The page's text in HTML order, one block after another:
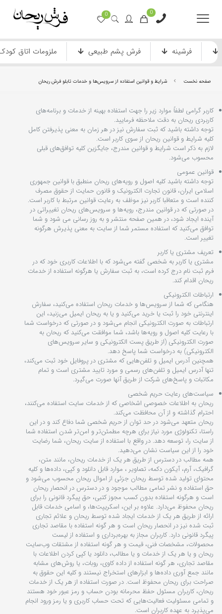
0
0
فرشینه فرش پشم طبیعی ملزومات اتاق
صفحه نخست شرایط و قوانین استفاده از سرویس‌ها و خدمات تابلو فرش ریحان
کاربر گرامی لطفاً موارد زیر را جهت استفاده بهینه از خدمات و برنامه‌‏های
کاربردی ریحان به دقت ملاحظه فرمایید.
توجه داشته باشید که ثبت سفارش نیز در هر زمان به معنی پذیرفتن کامل
کلیه شرایط و قوانین ریحان از سوی کاربر است.
لازم به ذکر است شرایط و قوانین مندرج، جایگزین کلیه توافق‏‌های قبلی
محسوب می‏‌شود.
قوانین عمومی
توجه داشته باشید کلیه اصول و رویه‏‌های ریحان منطبق با قوانین جمهوری
اسلامی ایران، قانون تجارت الکترونیک و قانون حمایت از حقوق مصرف
کننده است و متعاقبا کاربر نیز موظف به رعایت قوانین مرتبط با کاربر است.
در صورتی که در قوانین مندرج، رویه‏‌ها و سرویس‏‌های ریحان تغییراتی در
آینده ایجاد شود، در همین صفحه منتشر و به روز رسانی می شود و شما
توافق می‏‌کنید که استفاده مستمر شما از سایت به معنی پذیرش هرگونه
تغییر است.
تعریف مشتری یا کاربر
مشتری یا کاربر به شخصی گفته می‌شود که با اطلاعات کاربری خود که در
فرم ثبت نام درج کرده است، به ثبت سفارش یا هرگونه استفاده از خدمات
ریحان اقدام کند.
ارتباطات الکترونیکی
هنگامی که شما از سرویس‌‏ها و خدمات ریحان استفاده می‏‌کنید، سفارش
اینترنتی خود را ثبت یا خرید می‏‌کنید و یا به ریحان ایمیل می‏‌زنید، این
ارتباطات به صورت الکترونیکی انجام می‏‌شود و در صورتی که درخواست شما
با رعایت کلیه اصول و رویه‏‌ها باشد، شما موافقت می‌‏کنید که ریحان به
صورت الکترونیکی (از طریق پست الکترونیکی و سایر سرویس‌های
الکترونیکی) به درخواست شما پاسخ دهد.
همچنین آدرس ایمیل و تلفن‌هایی که مشتری در پروفایل خود ثبت می‌کند،
تنها آدرس ایمیل و تلفن‌های رسمی و مورد تایید مشتری است و تمام
مکاتبات و پاسخ‌های شرکت از طریق آنها صورت می‌گیرد.
سیاست‏‌های رعایت حریم شخصی
ریحان به اطلاعات خصوصی اشخاصى که از خدمات سایت استفاده می‏‌کنند،
احترام گذاشته و از آن محافظت می‏‌کند.
ریحان متعهد می‏‌شود در حد توان از حریم شخصی شما دفاع کند و در این
راستا، تکنولوژی مورد نیاز برای هرچه مطمئن‏‌تر و امن‏‌تر شدن استفاده شما
از سایت را، توسعه دهد. در واقع با استفاده از سایت ریحان، شما رضایت
خود را از این سیاست نشان می‏‌دهید.
همه مطالب در دسترس از طریق هر یک از خدمات ریحان، مانند متن،
گرافیک، آرم، آیکون دکمه، تصاویر ، موارد قابل دانلود و کپی، داده‌ها و کلیه
محتوای تولید شده توسط ریحان جزئی از اموال ریحان محسوب می‏‌شود و
حق استفاده و نشر تمامی مطالب موجود و در دسترس در انحصار ریحان
است و هرگونه استفاده بدون کسب مجوز کتبی، حق پیگرد قانونی را برای
ریحان محفوظ می‏‌دارد. علاوه بر این، اسکریپت‌ها، و اسامی خدمات قابل
ارائه از طریق هر یک از خدمات ایجاد شده توسط ریحان و علائم تجاری
ثبت شده نیز در انحصار ریحان است و هر گونه استفاده با مقاصد تجاری
پیگرد قانونی دارد. کاربران مجاز به بهره‌‏برداری و استفاده از لیست
محصولات، مشخصات فنی، قیمت و هر گونه استفاده از مشتقات وب‏‌سایت
ریحان و یا هر یک از خدمات و یا مطالب، دانلود یا کپی کردن اطلاعات با
مقاصد تجاری، هر گونه استفاده از داده کاوی، روبات، یا روش‌‏های مشابه
مانند جمع آوری داده‌‏ها و ابزارهای استخراج نیستند و کلیه این حقوق به
صراحت برای ریحان محفوظ است. در صورت استفاده از هر یک از خدمات
ریحان، کاربران مسئول حفظ محرمانه بودن حساب و رمز عبور خود هستند
و تمامی مسئولیت فعالیت‌‏هایی که تحت حساب کاربری و یا رمز ورود انجام
می‏‌پذیرد به عهده کاربران است.
فرش ماشینی دستباف نما
تابلوفرش گل و گلدان
کوسن کودک